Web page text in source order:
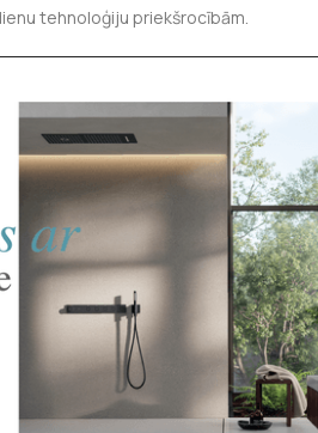
tehnoloģiju priekšrocībām.